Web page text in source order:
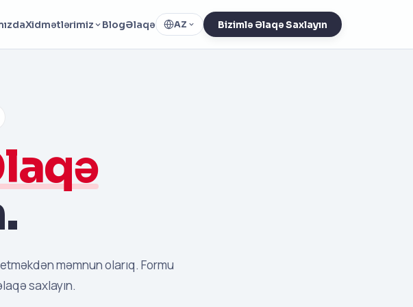
Xidmətlərimiz BlogƏlaqə AZ Bizimlə Əlaqə Saxlayın
məmnun olarıq. Formu
saxlayın.